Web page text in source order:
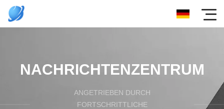
NACHRICHTENZENTRUM
ANGETRIEBEN DURCH
FORTSCHRITTLICHE